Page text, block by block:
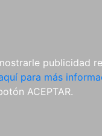
publicidad
para más
ACEPTAR.
AutoresColecciones